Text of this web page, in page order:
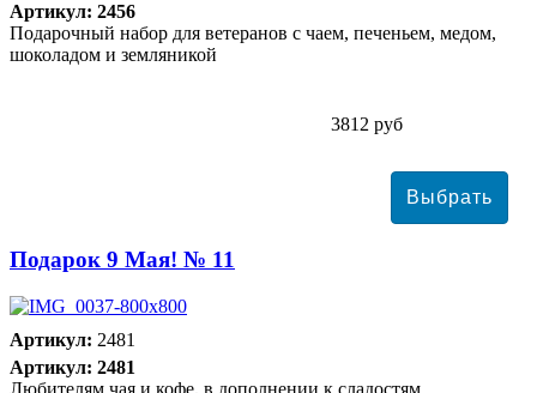
Артикул: 2456
Подарочный набор для ветеранов с чаем, печеньем, медом,
шоколадом и земляникой
3812 руб
Подарок 9 Мая! № 11
Артикул: 2481
Артикул: 2481
Любителям чая и кофе, в дополнении к сладостям